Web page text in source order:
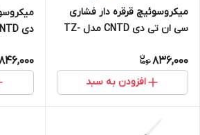
میکروسوئیچ قرقره دار فشاری
سی ان تی دی CNTD مدل TZ-
836,000
افزودن به سبد
دی CNTD مدل TZ-8111